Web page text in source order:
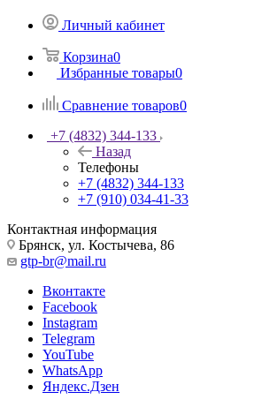
Личный кабинет
Корзина0
Избранные товары0
Сравнение товаров0
+7 (4832) 344-133
Назад
Телефоны
+7 (4832) 344-133
+7 (910) 034-41-33
Контактная информация
Брянск, ул. Костычева, 86
gtp-br@mail.ru
Вконтакте
Facebook
Instagram
Telegram
YouTube
WhatsApp
Яндекс.Дзен